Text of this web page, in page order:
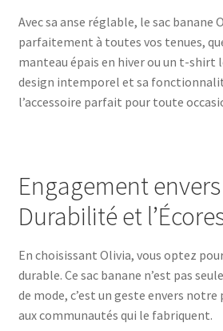
Avec sa anse réglable, le sac banane
parfaitement à toutes vos tenues,
manteau épais en hiver ou un t-shirt
design intemporel et sa
l’accessoire parfait pour toute
Engagement
Durabilité et
En choisissant Olivia, vous optez
durable. Ce sac banane n’est pas
de mode, c’est un geste envers
aux communautés qui le fabriquent.